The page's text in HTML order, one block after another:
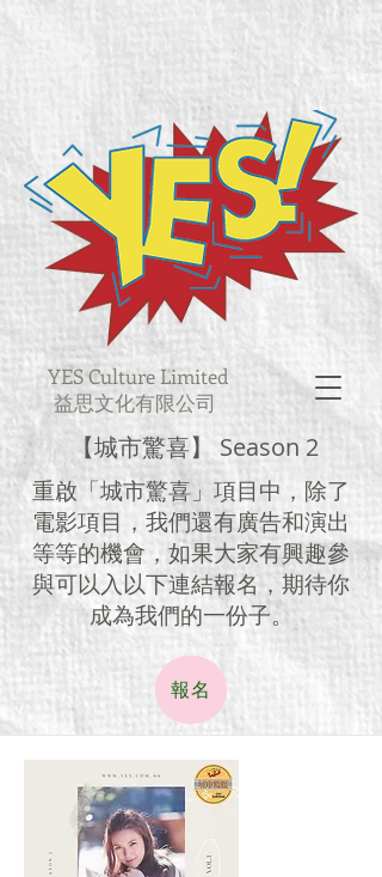
YES Culture Limited
益思文化有限公司
【城市驚喜】 Season 2
重啟「城市驚喜」項目中，除了
電影項目，我們還有廣告和演出
等等的機會，如果大家有興趣參
與可以入以下連結報名，期待你
成為我們的一份子。
報名